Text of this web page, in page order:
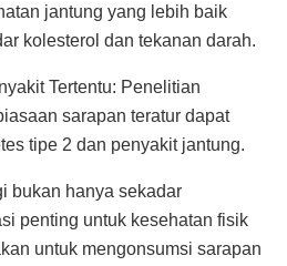
jantung yang lebih baik
kolesterol dan tekanan darah.
Tertentu: Penelitian
sarapan teratur dapat
tipe 2 dan penyakit jantung.
bukan hanya sekadar
penting untuk kesehatan fisik
untuk mengonsumsi sarapan